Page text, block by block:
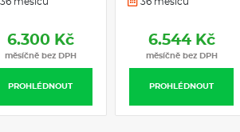
osob vzadu)
pruhu (LFA)
černé
PROHLÉDNOUT
6.300 Kč
měsíčně bez DPH
PROHLÉDNOUT
6.544 Kč
měsíčně bez DPH